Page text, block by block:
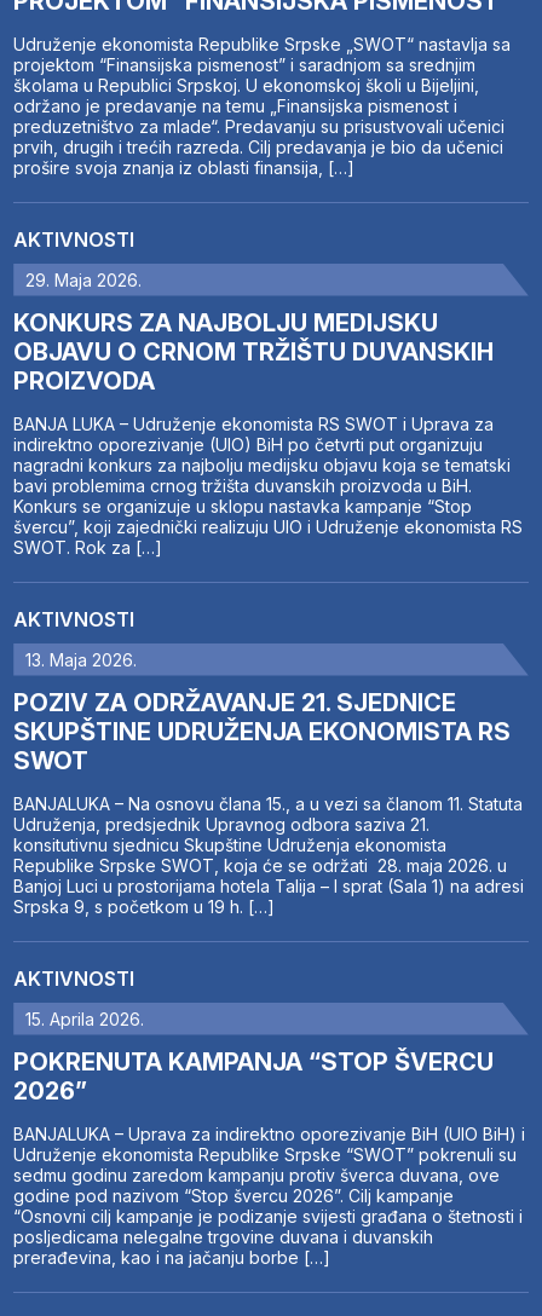
Udruženje ekonomista Republike Srpske „SWOT“ nastavlja sa
projektom “Finansijska pismenost” i saradnjom sa srednjim
školama u Republici Srpskoj. U ekonomskoj školi u Bijeljini,
održano je predavanje na temu „Finansijska pismenost i
preduzetništvo za mlade“. Predavanju su prisustvovali učenici
prvih, drugih i trećih razreda. Cilj predavanja je bio da učenici
prošire svoja znanja iz oblasti finansija, […]
AKTIVNOSTI
29. Maja 2026.
KONKURS ZA NAJBOLJU MEDIJSKU
OBJAVU O CRNOM TRŽIŠTU DUVANSKIH
PROIZVODA
BANJA LUKA – Udruženje ekonomista RS SWOT i Uprava za
indirektno oporezivanje (UIO) BiH po četvrti put organizuju
nagradni konkurs za najbolju medijsku objavu koja se tematski
bavi problemima crnog tržišta duvanskih proizvoda u BiH.
Konkurs se organizuje u sklopu nastavka kampanje “Stop
švercu”, koji zajednički realizuju UIO i Udruženje ekonomista RS
SWOT. Rok za […]
AKTIVNOSTI
13. Maja 2026.
POZIV ZA ODRŽAVANJE 21. SJEDNICE
SKUPŠTINE UDRUŽENJA EKONOMISTA RS
SWOT
BANJALUKA – Na osnovu člana 15., a u vezi sa članom 11. Statuta
Udruženja, predsjednik Upravnog odbora saziva 21.
konsitutivnu sjednicu Skupštine Udruženja ekonomista
Republike Srpske SWOT, koja će se održati 28. maja 2026. u
Banjoj Luci u prostorijama hotela Talija – I sprat (Sala 1) na adresi
Srpska 9, s početkom u 19 h. […]
AKTIVNOSTI
15. Aprila 2026.
POKRENUTA KAMPANJA “STOP ŠVERCU
2026”
BANJALUKA – Uprava za indirektno oporezivanje BiH (UIO BiH) i
Udruženje ekonomista Republike Srpske “SWOT” pokrenuli su
sedmu godinu zaredom kampanju protiv šverca duvana, ove
godine pod nazivom “Stop švercu 2026”. Cilj kampanje
“Osnovni cilj kampanje je podizanje svijesti građana o štetnosti i
posljedicama nelegalne trgovine duvana i duvanskih
prerađevina, kao i na jačanju borbe […]